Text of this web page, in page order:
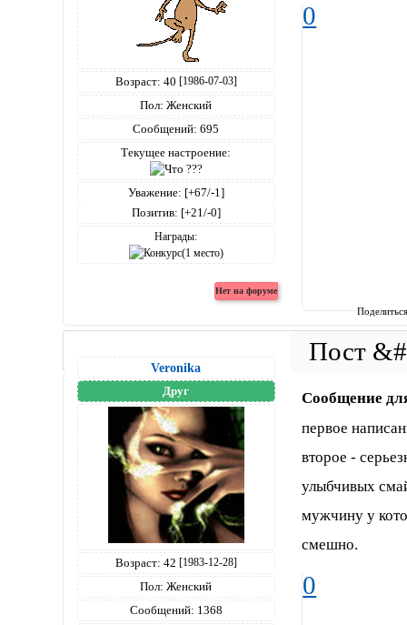
Возраст: 40 [1986-07-03]
Пол: Женский
Сообщений: 695
Текущее настроение:
Уважение: [+67/-1]
Позитив: [+21/-0]
Награды:
0
Veronika
Друг
Возраст: 42 [1983-12-28]
Пол: Женский
Сообщений: 1368
Сообщение
первое
второе -
улыбчивых
мужчину у
смешно.
0